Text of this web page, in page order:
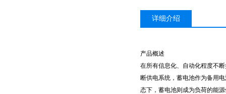
详细介绍
产品概述
在所有信息化、自动化程度不
断供电系统，蓄电池作为备用
态下，蓄电池则成为负荷的能